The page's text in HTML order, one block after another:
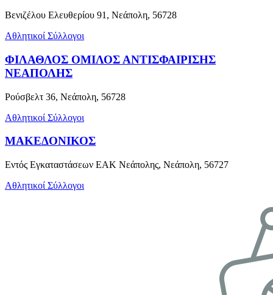
Βενιζέλου Ελευθερίου 91, Νεάπολη, 56728
Αθλητικοί Σύλλογοι
ΦΙΛΑΘΛΟΣ ΟΜΙΛΟΣ ΑΝΤΙΣΦΑΙΡΙΣΗΣ
ΝΕΑΠΟΛΗΣ
Ρούσβελτ 36, Νεάπολη, 56728
Αθλητικοί Σύλλογοι
ΜΑΚΕΔΟΝΙΚΟΣ
Εντός Εγκαταστάσεων ΕΑΚ Νεάπολης, Νεάπολη, 56727
Αθλητικοί Σύλλογοι